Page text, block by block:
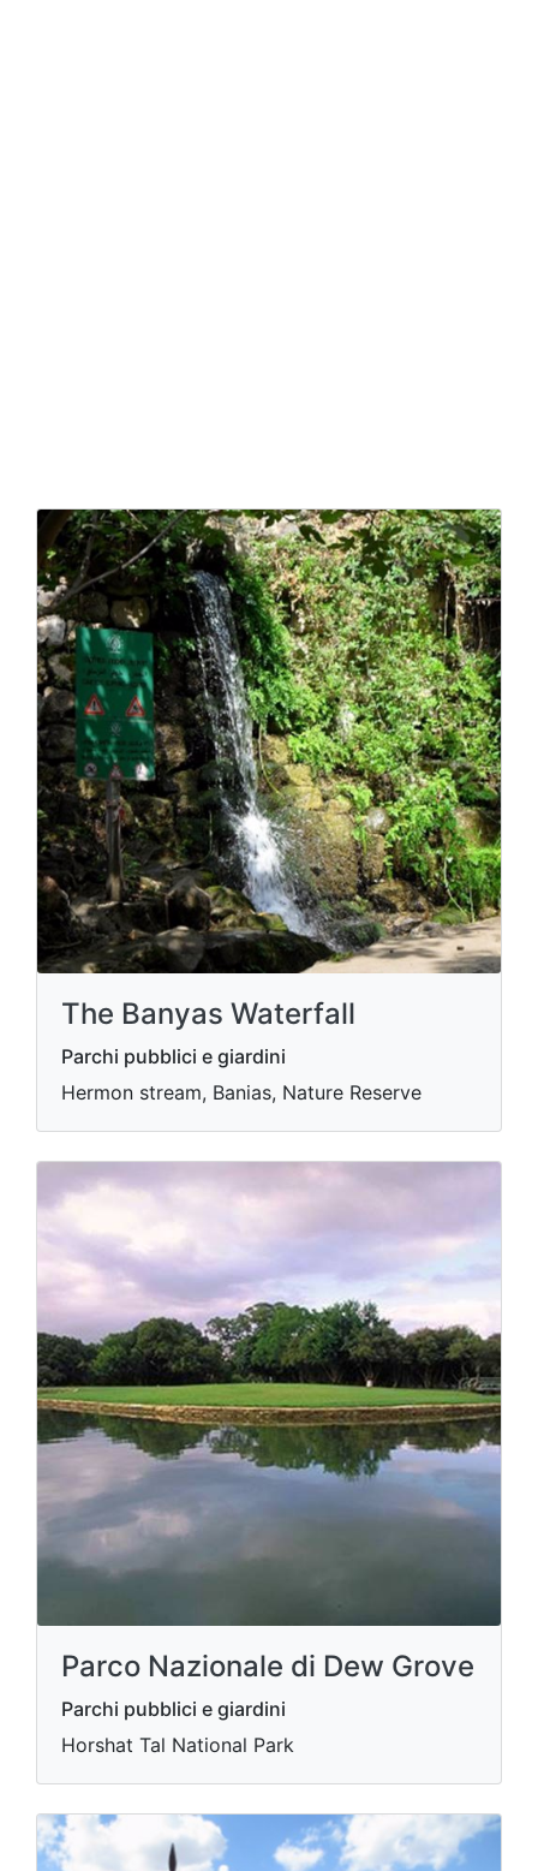
The Banyas Waterfall
Parchi pubblici e giardini
Hermon stream, Banias, Nature Reserve
Parco Nazionale di Dew Grove
Parchi pubblici e giardini
Horshat Tal National Park